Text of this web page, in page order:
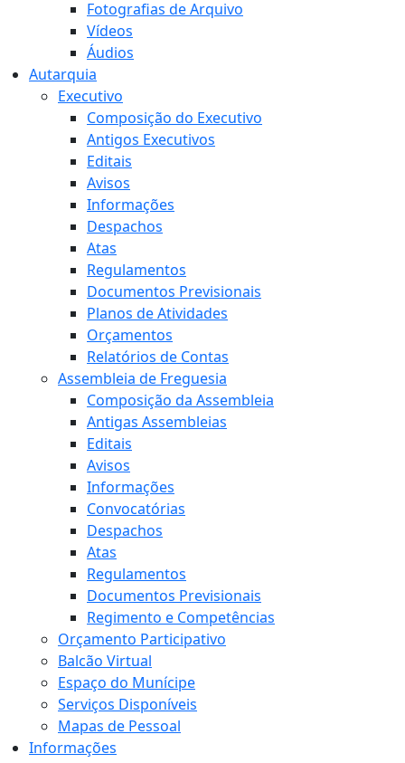
Fotografias de Arquivo
Vídeos
Áudios
Autarquia
Executivo
Composição do Executivo
Antigos Executivos
Editais
Avisos
Informações
Despachos
Atas
Regulamentos
Documentos Previsionais
Planos de Atividades
Orçamentos
Relatórios de Contas
Assembleia de Freguesia
Composição da Assembleia
Antigas Assembleias
Editais
Avisos
Informações
Convocatórias
Despachos
Atas
Regulamentos
Documentos Previsionais
Regimento e Competências
Orçamento Participativo
Balcão Virtual
Espaço do Munícipe
Serviços Disponíveis
Mapas de Pessoal
Informações